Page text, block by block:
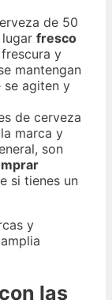
de 50
fresco
y
mantengan
agiten y
de cerveza
marca y
son
si tienes un
y
las